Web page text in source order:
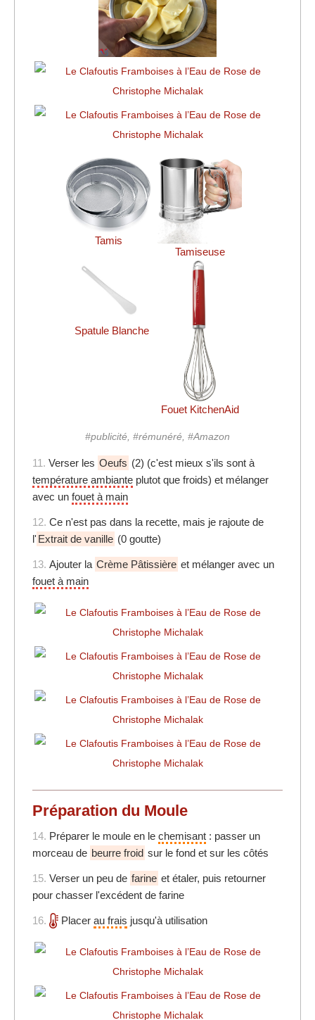
Tamis
Tamiseuse
Spatule Blanche
Fouet KitchenAid
#publicité, #rémunéré, #Amazon
11. Verser les Oeufs (2) (c'est mieux s'ils sont à
température ambiante plutot que froids) et mélanger
avec un fouet à main
12. Ce n'est pas dans la recette, mais je rajoute de
l' Extrait de vanille (0 goutte)
13. Ajouter la Crème Pâtissière et mélanger avec un
fouet à main
Préparation du Moule
14. Préparer le moule en le chemisant : passer un
morceau de beurre froid sur le fond et sur les côtés
15. Verser un peu de farine et étaler, puis retourner
pour chasser l'excédent de farine
16. Placer au frais jusqu'à utilisation